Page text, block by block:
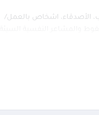
الأصدقاء، اشخاص بالعمل/